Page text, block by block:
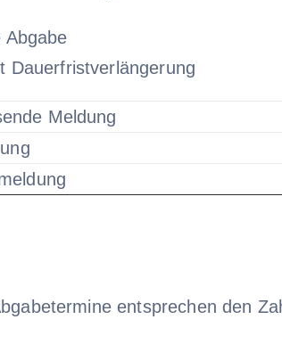
Abgabe
Dauerfristverlängerung
Meldung
entsprechen den